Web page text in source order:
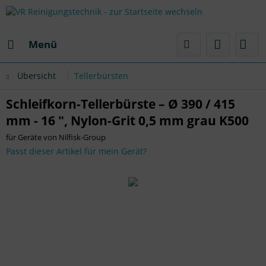
Menü
Übersicht Tellerbürsten
Schleifkorn-Tellerbürste – Ø 390 / 415
mm - 16 ", Nylon-Grit 0,5 mm grau K500
für Geräte von Nilfisk-Group
Passt dieser Artikel für mein Gerät?